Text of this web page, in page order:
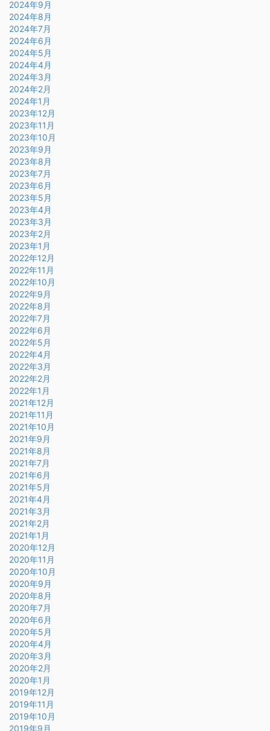
2024年9月
2024年8月
2024年7月
2024年6月
2024年5月
2024年4月
2024年3月
2024年2月
2024年1月
2023年12月
2023年11月
2023年10月
2023年9月
2023年8月
2023年7月
2023年6月
2023年5月
2023年4月
2023年3月
2023年2月
2023年1月
2022年12月
2022年11月
2022年10月
2022年9月
2022年8月
2022年7月
2022年6月
2022年5月
2022年4月
2022年3月
2022年2月
2022年1月
2021年12月
2021年11月
2021年10月
2021年9月
2021年8月
2021年7月
2021年6月
2021年5月
2021年4月
2021年3月
2021年2月
2021年1月
2020年12月
2020年11月
2020年10月
2020年9月
2020年8月
2020年7月
2020年6月
2020年5月
2020年4月
2020年3月
2020年2月
2020年1月
2019年12月
2019年11月
2019年10月
2019年9月